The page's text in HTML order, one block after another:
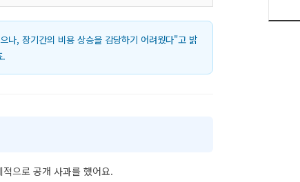
나, 장기간의 비용 상승을 감당하기 어려웠다"고 밝
.
으로 공개 사과를 했어요.